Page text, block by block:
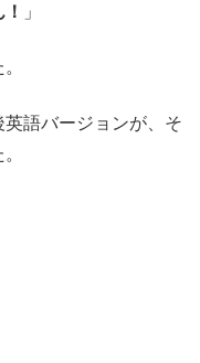
」
語バージョンが、そ